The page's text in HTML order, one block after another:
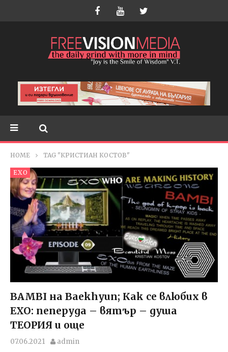
HOME TAG "КРИСТИАН КОСТОВ"
EXO
BAMBI на Baekhyun; Как се влюбих в
EXO: пеперуда – вятър – душа
ТЕОРИЯ и още
07.06.2021 admin